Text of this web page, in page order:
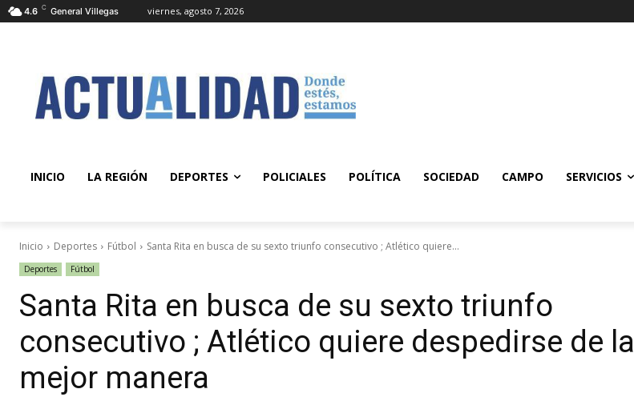
4.6 C General Villegas viernes, agosto 7, 2026
INICIO LA REGIÓN DEPORTES POLICIALES POLÍTICA SOCIEDAD CAMPO SERVICIOS
Inicio Deportes Fútbol Santa Rita en busca de su sexto triunfo consecutivo ; Atlético quiere...
Deportes Fútbol
Santa Rita en busca de su sexto triunfo
consecutivo ; Atlético quiere despedirse de la
mejor manera